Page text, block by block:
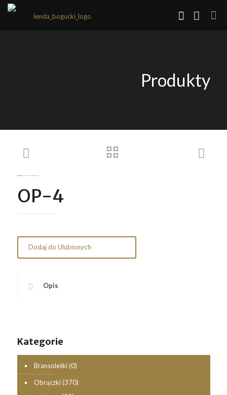
Produkty
OP-4
Dodaj do Ulubionych
Opis
Kategorie
Bransoletki (0)
Obrączki (370)